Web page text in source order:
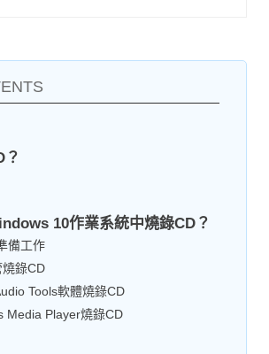
？
10作業系統中燒錄CD？
備工作
錄CD
Tools軟體燒錄CD
Media Player燒錄CD